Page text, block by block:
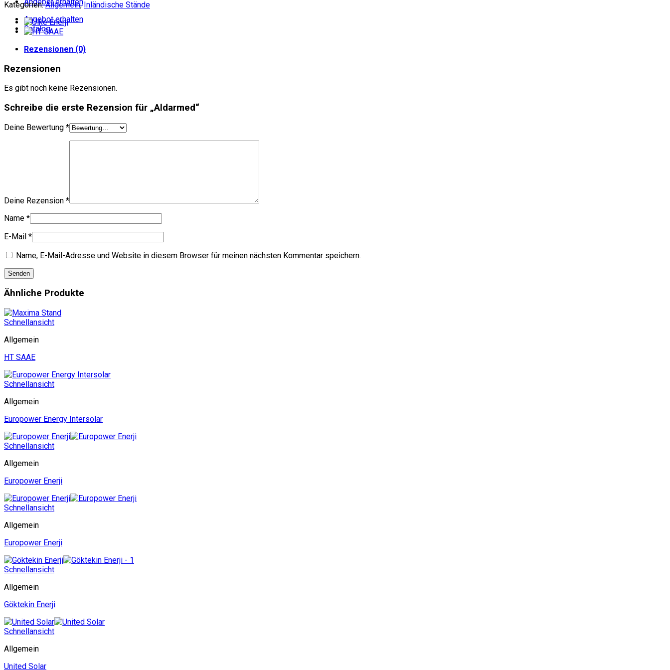
Angebot erhalten
Catalog
Kategorien:Allgemein,Inländische Stände
Rezensionen (0)
Rezensionen
Es gibt noch keine Rezensionen.
Schreibe die erste Rezension für „Aldarmed“
Deine Bewertung *
Deine Rezension *
Name *
E-Mail *
Name, E-Mail-Adresse und Website in diesem Browser für meinen nächsten Kommentar speichern.
Ähnliche Produkte
Schnellansicht
Allgemein
HT SAAE
Schnellansicht
Allgemein
Europower Energy Intersolar
Schnellansicht
Allgemein
Europower Enerji
Schnellansicht
Allgemein
Europower Enerji
Schnellansicht
Allgemein
Göktekin Enerji
Schnellansicht
Allgemein
United Solar